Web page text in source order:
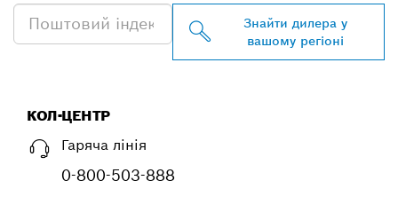
Знайти дилера у
вашому регіоні
КОЛ-ЦЕНТР
Гаряча лінія
0-800-503-888